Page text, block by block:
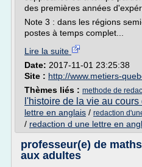
des premières années
Note 3 : dans les régions
postes à temps complet...
Lire la suite
Date: 2017-11-01 23:25:38
Site : http://www.metiers-
Thèmes liés : methode de
l'histoire de la vie au cours
lettre en anglais / redaction
/ redaction d une lettre en
professeur(e) de
aux adultes